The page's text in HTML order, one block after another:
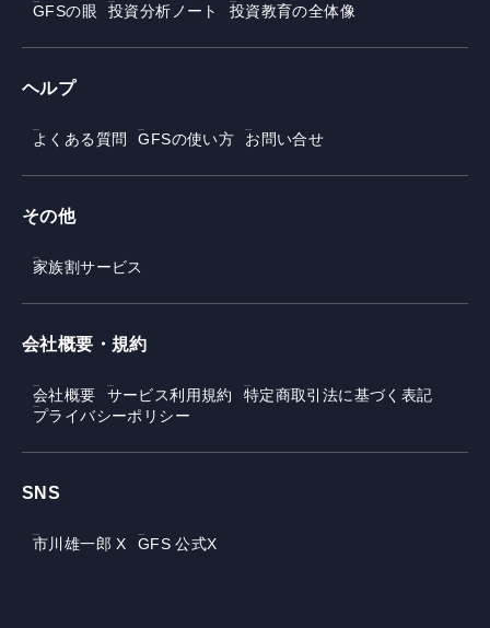
GFSの眼
投資分析ノート 投資教育の全体像
ヘルプ
よくある質問 GFSの使い方 お問い合せ
その他
家族割サービス
会社概要・規約
会社概要 サービス利用規約
特定商取引法に基づく表記
プライバシーポリシー
SNS
市川雄一郎 X GFS 公式X